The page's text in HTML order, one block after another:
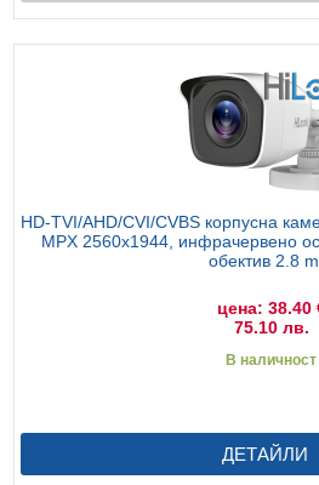
HD-TVI/AHD/CVI/CVBS корпусна
MPX 2560x1944, инфрачервено
обектив 2.8
цена: 38.40
75.10 лв.
В наличност
ДЕТАЙЛИ